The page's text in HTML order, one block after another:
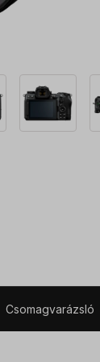
Csomagvarázsló